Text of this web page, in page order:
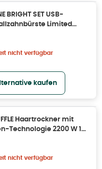
BRIGHT SET USB-
Limited
nicht verfügbar
kaufen
Haartrockner mit
Technologie 2200 W 1
nicht verfügbar